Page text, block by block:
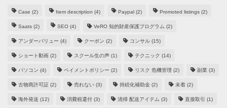
Case (2) Item description (4) Paypal (2) Promoted listings (2)
Saats (2) SEO (4) VeRO 知的財産保護プログラム (2)
アンダーバリュー (4) クーポン (2) コンサル (15)
ショート動画 (2) スクール生の声 (1) テクニック (14)
パソコン (4) ペイメントポリシー (2) リスク 危機管理 (2) 副業 (3)
古物商許可証 (2) 売れない (3) 持続化補助金 (2) 未着 (2)
海外発送 (12) 消費税還付 (3) 清掃 配送アイテム (3) 直接取引 (1)